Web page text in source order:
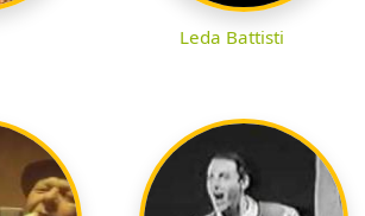
Leda Battisti